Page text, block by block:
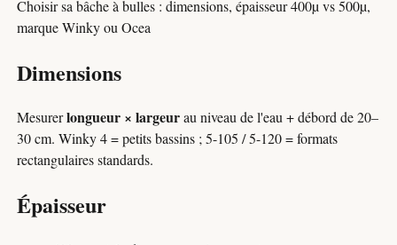
Choisir sa bâche à bulles : dimensions, épaisseur 400µ vs 500µ,
marque Winky ou Ocea
Dimensions
Mesurerlongueur × largeurau niveau de l'eau + débord de 20–
30 cm. Winky 4 = petits bassins ; 5-105 / 5-120 = formats
rectangulaires standards.
Épaisseur